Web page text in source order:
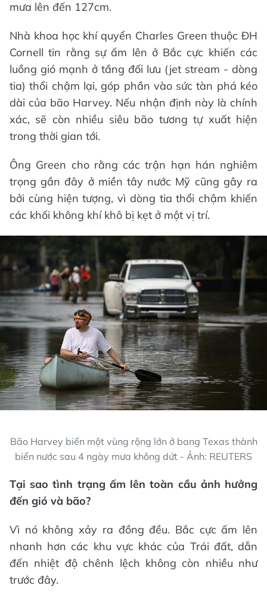
mưa lên đến 127cm.
Nhà khoa học khí quyển Charles Green thuộc ĐH
Cornell tin rằng sự ấm lên ở Bắc cực khiến các
luồng gió mạnh ở tầng đối lưu (jet stream - dòng
tia) thổi chậm lại, góp phần vào sức tàn phá kéo
dài của bão Harvey. Nếu nhận định này là chính
xác, sẽ còn nhiều siêu bão tương tự xuất hiện
trong thời gian tới.
Ông Green cho rằng các trận hạn hán nghiêm
trọng gần đây ở miền tây nước Mỹ cũng gây ra
bởi cùng hiện tượng, vì dòng tia thổi chậm khiến
các khối không khí khô bị kẹt ở một vị trí.
Bão Harvey biến một vùng rộng lớn ở bang Texas thành
biển nước sau 4 ngày mưa không dứt - Ảnh: REUTERS
Tại sao tình trạng ấm lên toàn cầu ảnh hưởng
đến gió và bão?
Vì nó không xảy ra đồng đều. Bắc cực ấm lên
nhanh hơn các khu vực khác của Trái đất, dẫn
đến nhiệt độ chênh lệch không còn nhiều như
trước đây.